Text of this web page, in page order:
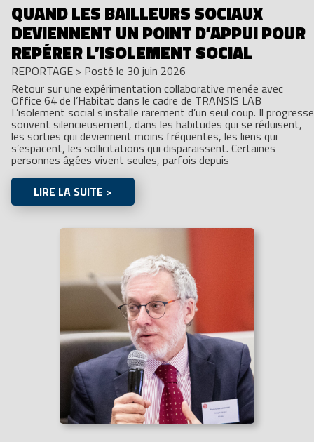
QUAND LES BAILLEURS SOCIAUX
DEVIENNENT UN POINT D’APPUI POUR
REPÉRER L’ISOLEMENT SOCIAL
REPORTAGE > Posté le 30 juin 2026
Retour sur une expérimentation collaborative menée avec
Office 64 de l’Habitat dans le cadre de TRANSIS LAB
L’isolement social s’installe rarement d’un seul coup. Il progresse
souvent silencieusement, dans les habitudes qui se réduisent,
les sorties qui deviennent moins fréquentes, les liens qui
s’espacent, les sollicitations qui disparaissent. Certaines
personnes âgées vivent seules, parfois depuis
LIRE LA SUITE >